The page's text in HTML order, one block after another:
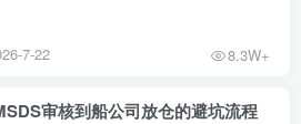
7-22 8.3W+
审核到船公司放仓的避坑流程